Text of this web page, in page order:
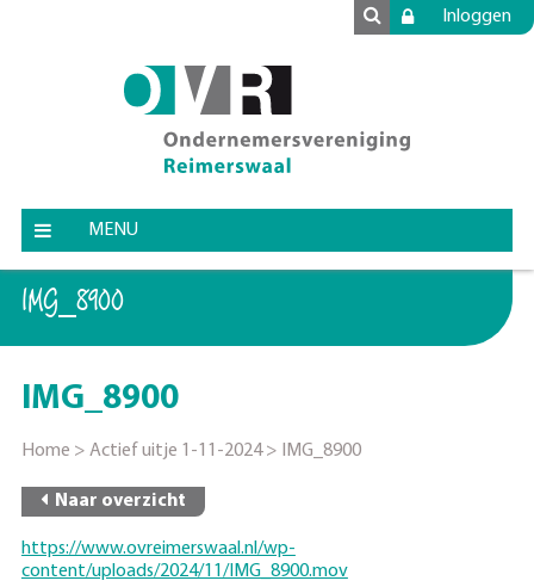
Inloggen
MENU
IMG_8900
IMG_8900
Home > Actief uitje 1-11-2024> IMG_8900
Naar overzicht
https://www.ovreimerswaal.nl/wp-
content/uploads/2024/11/IMG_8900.mov